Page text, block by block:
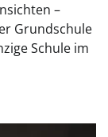
–
Grundschule
Schule im